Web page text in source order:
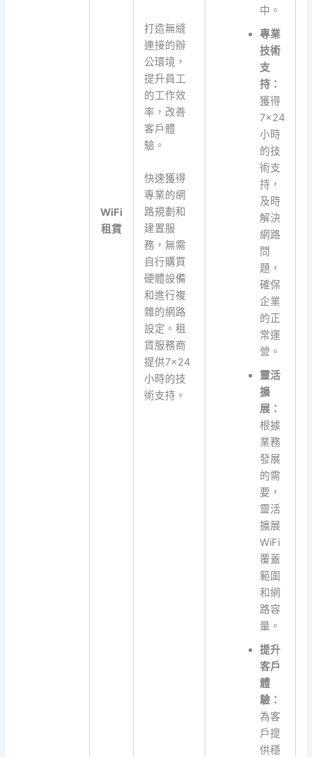
WiFi
租賃
打造無縫
連接的辦
公環境，
提升員工
的工作效
率，改善
客戶體
驗。
快速獲得
專業的網
路規劃和
建置服
務，無需
自行購買
硬體設備
和進行複
雜的網路
設定。租
賃服務商
提供7×24
小時的技
術支持。
中。
專業
技術
支
持：
獲得
7×24
小時
的技
術支
持，
及時
解決
網路
問
題，
確保
企業
的正
常運
營。
靈活
擴
展：
根據
業務
發展
的需
要，
靈活
擴展
WiFi
覆蓋
範圍
和網
路容
量。
提升
客戶
體
驗：
為客
戶提
供穩